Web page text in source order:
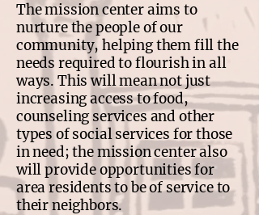
The mission center aims to
nurture the people of our
community, helping them fill the
needs required to flourish in all
ways. This will mean not just
increasing access to food,
counseling services and other
types of social services for those
in need; the mission center also
will provide opportunities for
area residents to be of service to
their neighbors.